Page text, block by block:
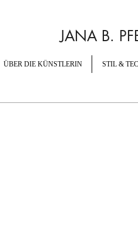
JANA B.
ÜBER DIE KÜNSTLERIN STIL &